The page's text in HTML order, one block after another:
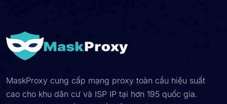
MaskProxy cung cấp mạng proxy toàn cầu hiệu suất
cao cho khu dân cư và ISP IP tại hơn 195 quốc gia.